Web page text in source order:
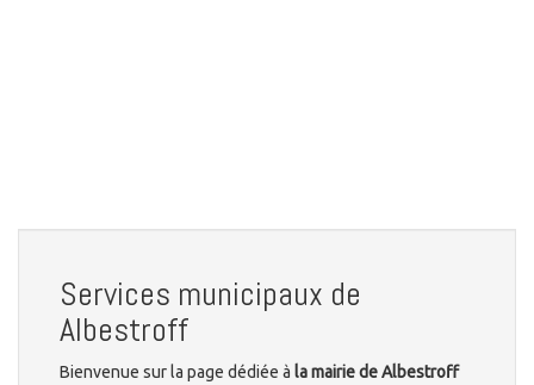
Services municipaux de
Albestroff
Bienvenue sur la page dédiée à la mairie de Albestroff